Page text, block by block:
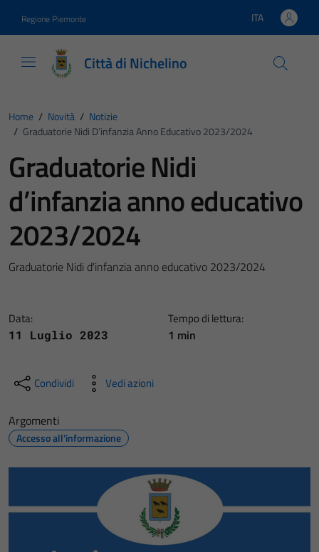
Regione Piemonte Lingua attiva:
ITA
Città di Nichelino
Home / Novità / Notizie
/ Graduatorie Nidi D’infanzia Anno Educativo 2023/2024
Graduatorie Nidi
d’infanzia anno educativo
2023/2024
Graduatorie Nidi d'infanzia anno educativo 2023/2024
Data:
11 Luglio 2023
Tempo di lettura:
1 min
Condividi Vedi azioni
Argomenti
Accesso all'informazione